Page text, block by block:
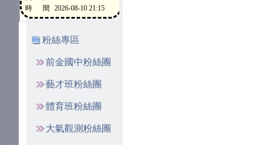
粉絲專區
前金國中粉絲團
藝才班粉絲團
體育班粉絲團
大氣觀測粉絲團